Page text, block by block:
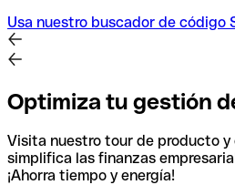
Usa nuestro buscador de código
Optimiza tu gestión
Visita nuestro tour de producto y
simplifica las finanzas
¡Ahorra tiempo y energía!